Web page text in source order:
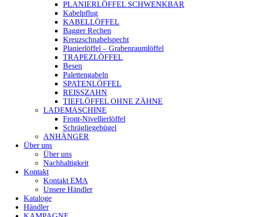
PLANIERLÖFFEL SCHWENKBAR
Kabelpflug
KABELLÖFFEL
Bagger Rechen
Kreuzschnabelspecht
Planierlöffel – Grabenraumlöffel
TRAPEZLÖFFEL
Besen
Palettengabeln
SPATENLÖFFEL
REISSZAHN
TIEFLÖFFEL OHNE ZÄHNE
LADEMASCHINE
Front-Nivellierlöffel
Schrägliegebügel
ANHÄNGER
Über uns
Über uns
Nachhaltigkeit
Kontakt
Kontakt EMA
Unsere Händler
Kataloge
Händler